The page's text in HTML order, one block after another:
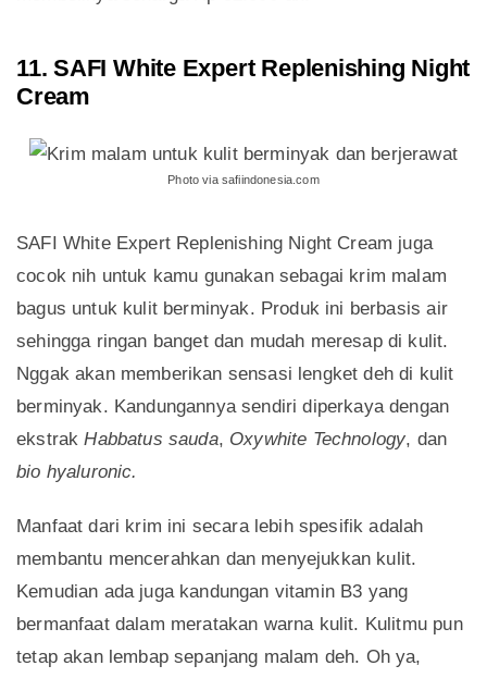
11. SAFI White Expert Replenishing Night
Cream
Photo via safiindonesia.com
SAFI White Expert Replenishing Night Cream juga
cocok nih untuk kamu gunakan sebagai krim malam
bagus untuk kulit berminyak. Produk ini berbasis air
sehingga ringan banget dan mudah meresap di kulit.
Nggak akan memberikan sensasi lengket deh di kulit
berminyak. Kandungannya sendiri diperkaya dengan
ekstrakHabbatus sauda, Oxywhite Technology, dan
bio hyaluronic.
Manfaat dari krim ini secara lebih spesifik adalah
membantu mencerahkan dan menyejukkan kulit.
Kemudian ada juga kandungan vitamin B3 yang
bermanfaat dalam meratakan warna kulit. Kulitmu pun
tetap akan lembap sepanjang malam deh. Oh ya,